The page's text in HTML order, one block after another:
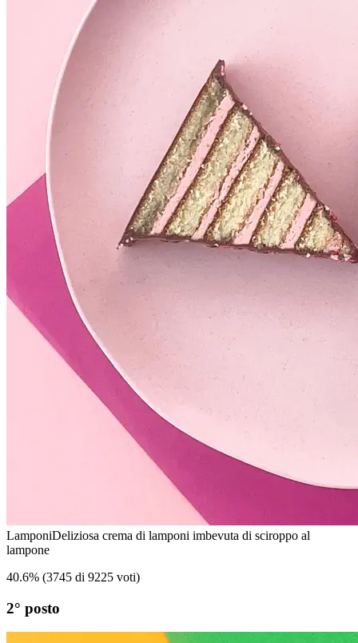
LamponiDeliziosa crema di lamponi imbevuta di sciroppo al
lampone
40.6% (3745 di 9225 voti)
2° posto